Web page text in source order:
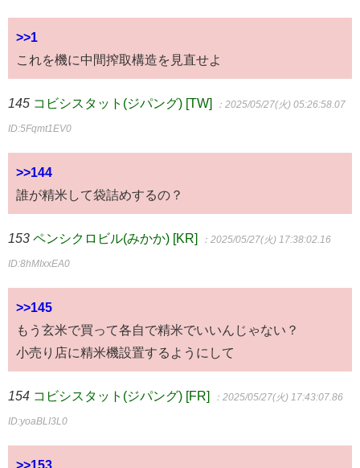
>>1
これを機に中間搾取構造を見直せよ
145 コビシスタット(ジパング) [TW] ：2025/05/27(火) 05:26:58.07
ID:5Fqmt1EV0
>>144
誰が精米して袋詰めするの？
153 ペンシクロビル(みかか) [KR] ：2025/05/27(火) 17:38:02.16
ID:8hMIxxEA0
>>145
もう玄米で買って各自で精米でいいんじゃない？
小売り店に精米機設置するようにして
154 コビシスタット(ジパング) [FR] ：2025/05/27(火) 17:43:07.86
ID:yoaBLI3L0
>>153